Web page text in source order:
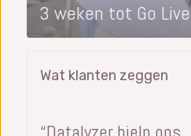
3 weken tot Go Live
Wat klanten zeggen